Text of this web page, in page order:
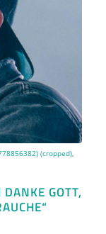
(cropped),
DANKE GOTT,